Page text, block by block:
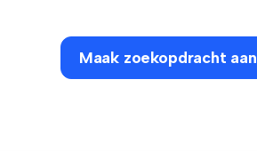
Maak zoekopdracht aan